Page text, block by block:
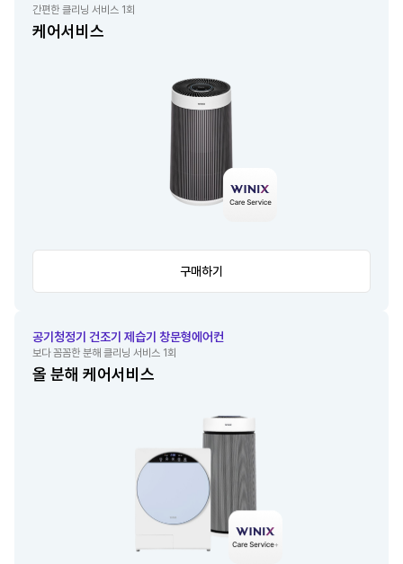
간편한 클리닝 서비스 1회
케어서비스
구매하기
공기청정기 건조기 제습기 창문형에어컨
보다 꼼꼼한 분해 클리닝 서비스 1회
올 분해 케어서비스